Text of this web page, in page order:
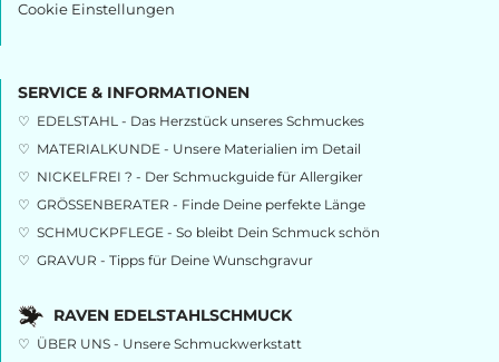
Cookie Einstellungen
SERVICE & INFORMATIONEN
♡ EDELSTAHL - Das Herzstück unseres Schmuckes
♡ MATERIALKUNDE - Unsere Materialien im Detail
♡ NICKELFREI ? - Der Schmuckguide für Allergiker
♡ GRÖSSENBERATER - Finde Deine perfekte Länge
♡ SCHMUCKPFLEGE - So bleibt Dein Schmuck schön
♡ GRAVUR - Tipps für Deine Wunschgravur
RAVEN EDELSTAHLSCHMUCK
♡ ÜBER UNS - Unsere Schmuckwerkstatt